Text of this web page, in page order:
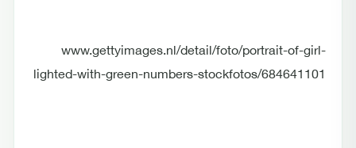
www.gettyimages.nl/detail/foto/portrait-of-girl-
lighted-with-green-numbers-stockfotos/684641101